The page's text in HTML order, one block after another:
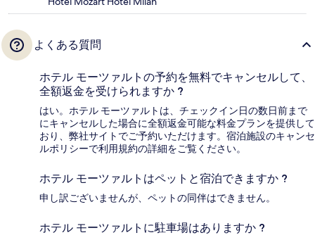
よくある質問
ホテル モーツァルトの予約を無料でキャンセルして、
全額返金を受けられますか ?
はい。ホテル モーツァルトは、チェックイン日の数日前まで
にキャンセルした場合に全額返金可能な料金プランを提供して
おり、弊社サイトでご予約いただけます。宿泊施設のキャンセ
ルポリシーで利用規約の詳細をご覧ください。
ホテル モーツァルトはペットと宿泊できますか ?
申し訳ございませんが、ペットの同伴はできません。
ホテル モーツァルトに駐車場はありますか ?